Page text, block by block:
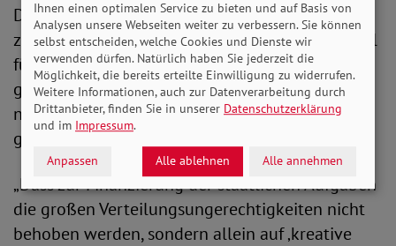
Deutsche Rentenversicherung. Diese darf nicht
zum Selbstbedienungsladen werden. Dass Mittel
für mehr Barrierefreiheit von Bahnhöfen
gestrichen wurden, ist ebenso nicht
nachvollziehbar. Engelmeier fordert
grundsätzliche Reformen:
„Dass zur Finanzierung der staatlichen Aufgaben
die großen Verteilungsungerechtigkeiten nicht
behoben werden, sondern allein auf ‚kreative
Ihnen einen optimalen Service zu bieten und auf Basis von
Analysen unsere Webseiten weiter zu verbessern. Sie können
selbst entscheiden, welche Cookies und Dienste wir
verwenden dürfen. Natürlich haben Sie jederzeit die
Möglichkeit, die bereits erteilte Einwilligung zu widerrufen.
Weitere Informationen, auch zur Datenverarbeitung durch
Drittanbieter, finden Sie in unserer Datenschutzerklärung
und im Impressum.
Anpassen Alle ablehnen Alle annehmen